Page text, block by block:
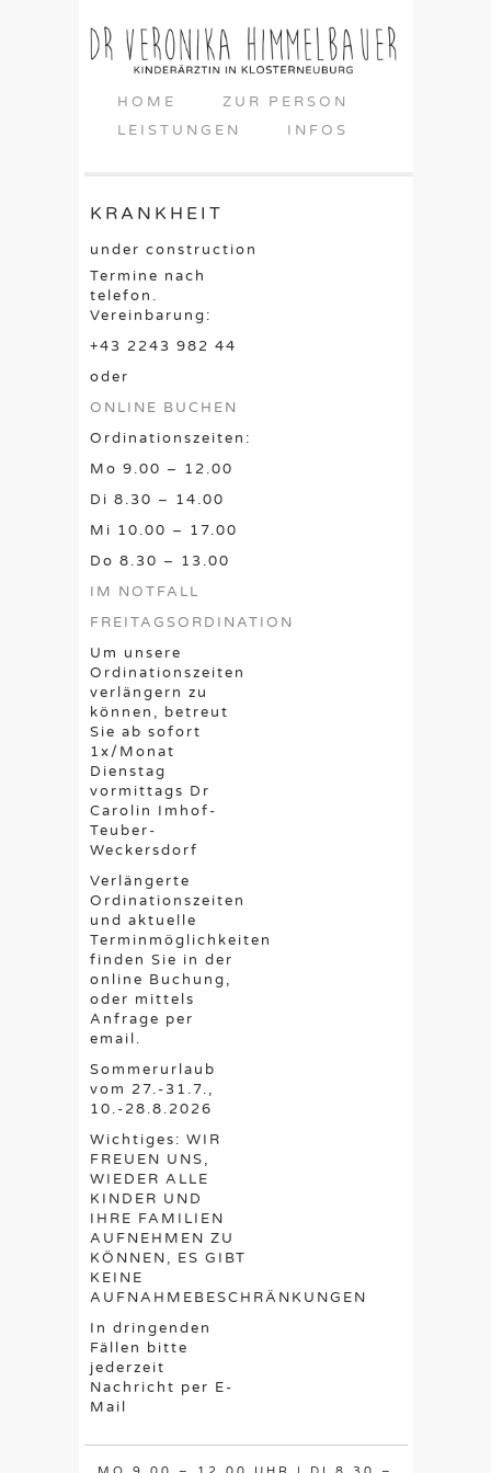
HOME
ZUR PERSON
LEISTUNGEN
INFOS
KRANKHEIT
under construction
Termine nach
telefon.
Vereinbarung:
+43 2243 982 44
oder
ONLINE BUCHEN
Ordinationszeiten:
Mo 9.00 – 12.00
Di 8.30 – 14.00
Mi 10.00 – 17.00
Do 8.30 – 13.00
IM NOTFALL
FREITAGSORDINATION
Um unsere
Ordinationszeiten
verlängern zu
können, betreut
Sie ab sofort
1x/Monat
Dienstag
vormittags Dr
Carolin Imhof-
Teuber-
Weckersdorf
Verlängerte
Ordinationszeiten
und aktuelle
Terminmöglichkeiten
finden Sie in der
online Buchung,
oder mittels
Anfrage per
email.
Sommerurlaub
vom 27.-31.7.,
10.-28.8.2026
Wichtiges: WIR
FREUEN UNS,
WIEDER ALLE
KINDER UND
IHRE FAMILIEN
AUFNEHMEN ZU
KÖNNEN, ES GIBT
KEINE
AUFNAHMEBESCHRÄNKUNGEN
In dringenden
Fällen bitte
jederzeit
Nachricht per E-
Mail